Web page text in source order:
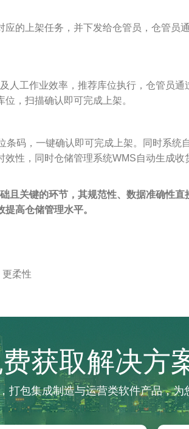
的上架任务，并下发给仓管员，仓管员
人工作业效率，推荐库位执行，仓管员通
，扫描确认即可完成上架。
码，一键确认即可完成上架。同时系统
性，同时仓储管理系统WMS自动生成收
且关键的环节，其规范性、数据准确性直
高仓储管理水平。
柔性
获取解决方
打包集成制造与运营类软件产品，为